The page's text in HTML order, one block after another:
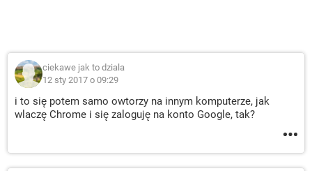
ciekawe jak to dziala
12 sty 2017 o 09:29
i to się potem samo owtorzy na innym komputerze, jak
wlaczę Chrome i się zaloguję na konto Google, tak?